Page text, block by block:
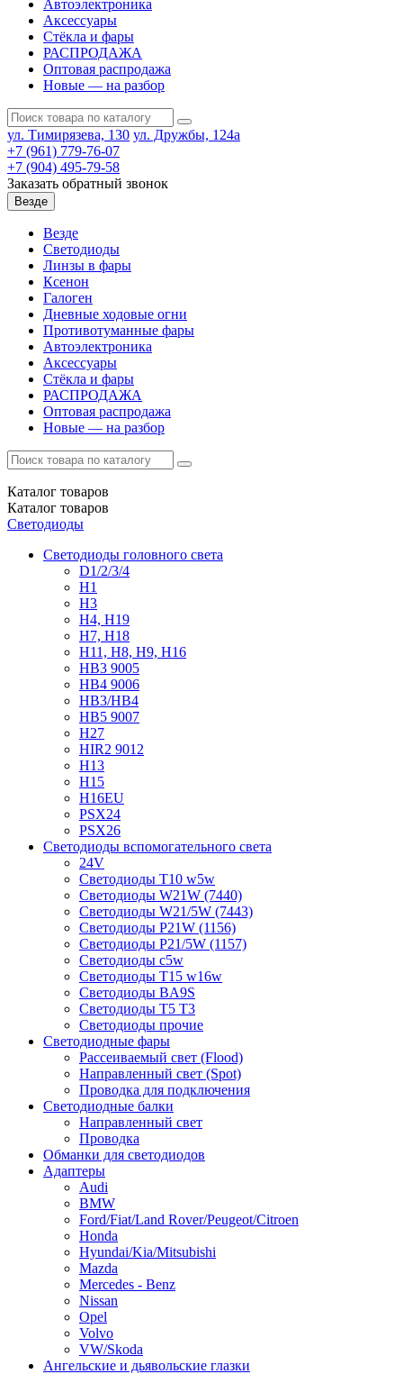
Автоэлектроника
Аксессуары
Стёкла и фары
РАСПРОДАЖА
Оптовая распродажа
Новые — на разбор
ул. Тимирязева, 130 ул. Дружбы, 124а
+7 (961) 779-76-07
+7 (904) 495-79-58
Заказать обратный звонок
Везде
Везде
Светодиоды
Линзы в фары
Ксенон
Галоген
Дневные ходовые огни
Противотуманные фары
Автоэлектроника
Аксессуары
Стёкла и фары
РАСПРОДАЖА
Оптовая распродажа
Новые — на разбор
Каталог товаров
Каталог товаров
Светодиоды
Светодиоды головного света
D1/2/3/4
H1
H3
H4, H19
H7, H18
H11, H8, H9, H16
HB3 9005
HB4 9006
HB3/HB4
HB5 9007
H27
HIR2 9012
H13
H15
H16EU
PSX24
PSX26
Светодиоды вспомогательного света
24V
Светодиоды T10 w5w
Светодиоды W21W (7440)
Светодиоды W21/5W (7443)
Светодиоды P21W (1156)
Светодиоды P21/5W (1157)
Светодиоды c5w
Светодиоды T15 w16w
Светодиоды BA9S
Светодиоды T5 T3
Светодиоды прочие
Светодиодные фары
Рассеиваемый свет (Flood)
Направленный свет (Spot)
Проводка для подключения
Светодиодные балки
Направленный свет
Проводка
Обманки для светодиодов
Адаптеры
Audi
BMW
Ford/Fiat/Land Rover/Peugeot/Citroen
Honda
Hyundai/Kia/Mitsubishi
Mazda
Mercedes - Benz
Nissan
Opel
Volvo
VW/Skoda
Ангельские и дьявольские глазки